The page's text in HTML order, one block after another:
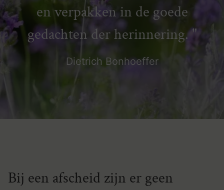
en verpakken in de goede
gedachten der herinnering.
Dietrich Bonhoeffer
Bij een afscheid zijn er geen